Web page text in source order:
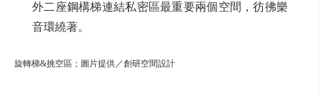
外二座鋼構梯連結私密區最重要兩個空間，彷彿樂
音環繞著。
旋轉梯&挑空區；圖片提供／創研空間設計